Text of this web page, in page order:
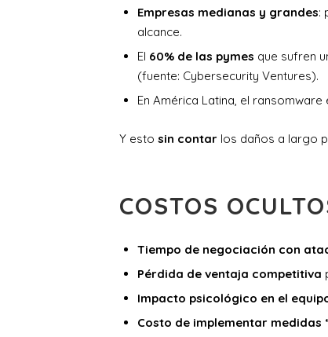
Empresas medianas y grandes:
alcance.
El 60% de las pymes que sufren
(fuente: Cybersecurity Ventures).
En América Latina, el
Y esto sin contar los daños a largo
COSTOS
Tiempo de negociación con
Pérdida de ventaja competitiva
Impacto psicológico en el
Costo de implementar